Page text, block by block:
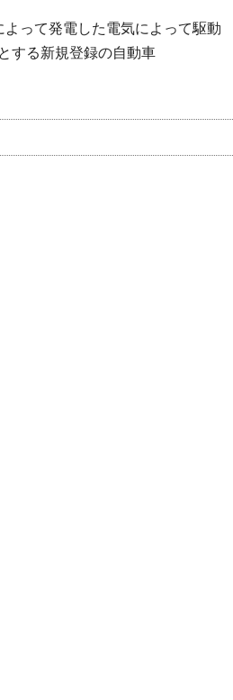
よって発電した電気によって駆動
する新規登録の自動車